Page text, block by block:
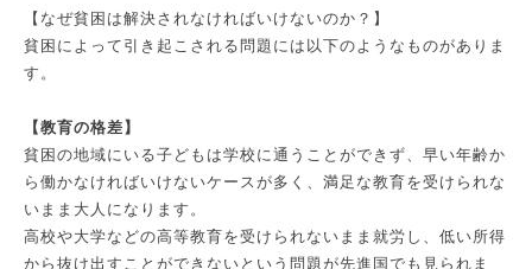
【なぜ貧困は解決されなければいけないのか？】
貧困によって引き起こされる問題には以下のようなものがありま
す。
【教育の格差】
貧困の地域にいる子どもは学校に通うことができず、早い年齢か
ら働かなければいけないケースが多く、満足な教育を受けられな
いまま大人になります。
高校や大学などの高等教育を受けられないまま就労し、低い所得
から抜け出すことができないという問題が先進国でも見られま